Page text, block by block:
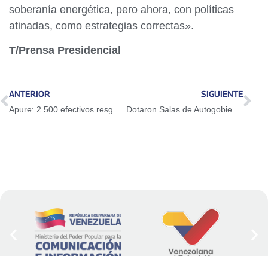
soberanía energética, pero ahora, con políticas
atinadas, como estrategias correctas».
T/Prensa Presidencial
ANTERIOR SIGUIENTE